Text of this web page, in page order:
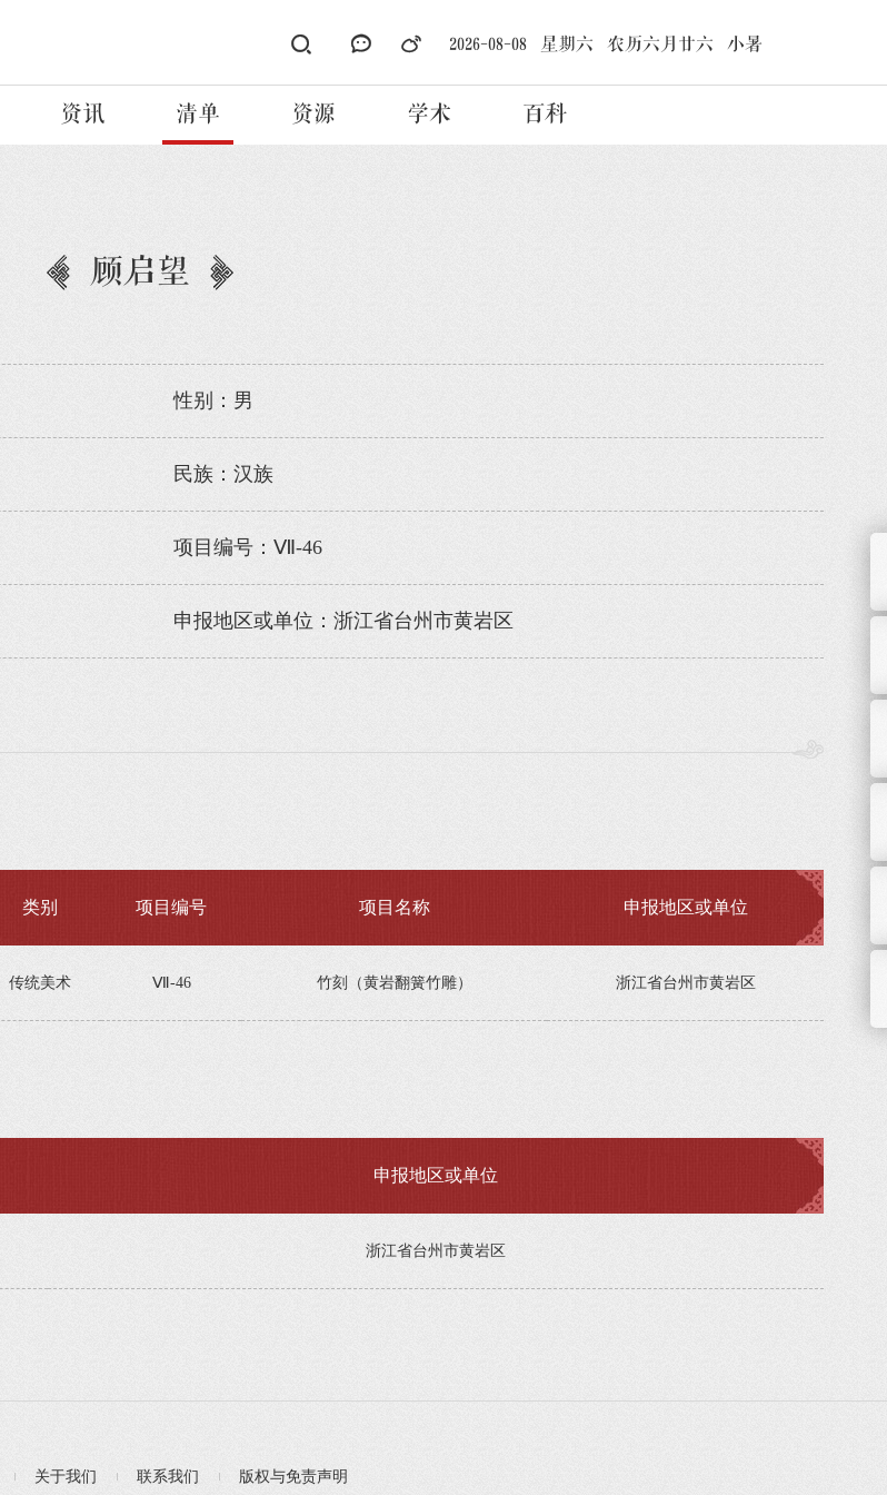
2026-08-08 星期六 农历六月廿六 小暑
资讯 清单 资源 学术 百科
顾启望
性别：男
民族：汉族
项目编号：Ⅶ-46
申报地区或单位：浙江省台州市黄岩区
类别 项目编号 项目名称 申报地区或单位
传统美术 Ⅶ-46 竹刻（黄岩翻簧竹雕） 浙江省台州市黄岩区
申报地区或单位
浙江省台州市黄岩区
关于我们 联系我们 版权与免责声明